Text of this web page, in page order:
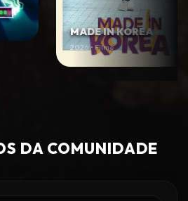
MADE IN KOREA
2026 • Filme
DA COMUNIDADE